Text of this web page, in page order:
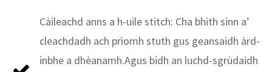
Càileachd anns a h-uile stitch: Cha bhith sinn a’
cleachdadh ach prìomh stuth gus geansaidh àrd-
inbhe a dhèanamh.Agus bidh an luchd-sgrùdaidh